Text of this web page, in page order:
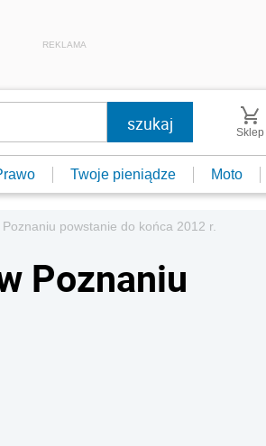
REKLAMA
Sklep
Twoje pieniądze Moto
powstanie do końca 2012 r.
Poznaniu